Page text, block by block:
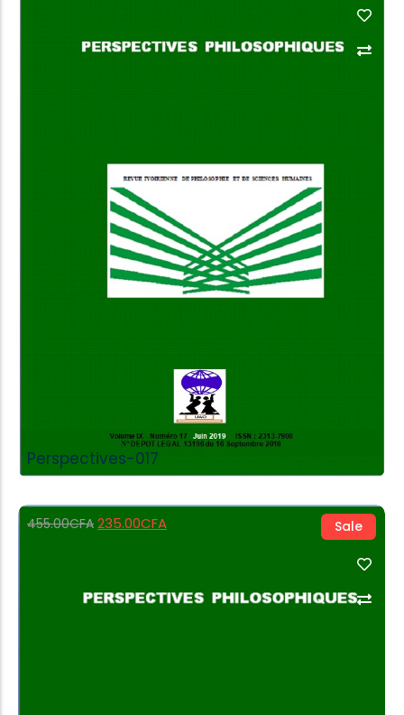
Perspectives-017
Add to Cart
Sale
455.00CFA 235.00CFA